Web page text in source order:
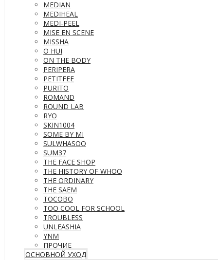
MEDIAN
MEDIHEAL
MEDI-PEEL
MISE EN SCENE
MISSHA
O HUI
ON THE BODY
PERIPERA
PETITFEE
PURITO
ROMAND
ROUND LAB
RYO
SKIN1004
SOME BY MI
SULWHASOO
SUM37
THE FACE SHOP
THE HISTORY OF WHOO
THE ORDINARY
THE SAEM
TOCOBO
TOO COOL FOR SCHOOL
TROUBLESS
UNLEASHIA
YNM
ПРОЧИЕ
ОСНОВНОЙ УХОД